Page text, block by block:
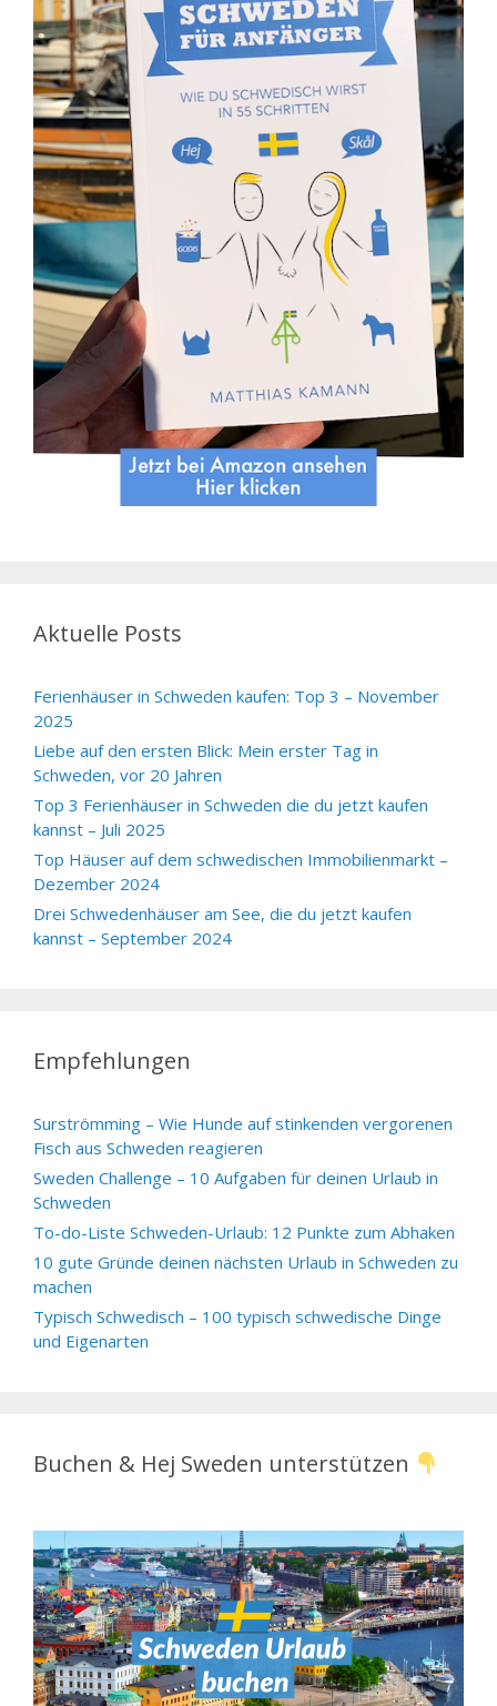
Aktuelle Posts
Ferienhäuser in Schweden kaufen: Top 3 – November
2025
Liebe auf den ersten Blick: Mein erster Tag in
Schweden, vor 20 Jahren
Top 3 Ferienhäuser in Schweden die du jetzt kaufen
kannst – Juli 2025
Top Häuser auf dem schwedischen Immobilienmarkt –
Dezember 2024
Drei Schwedenhäuser am See, die du jetzt kaufen
kannst – September 2024
Empfehlungen
Surströmming – Wie Hunde auf stinkenden vergorenen
Fisch aus Schweden reagieren
Sweden Challenge – 10 Aufgaben für deinen Urlaub in
Schweden
To-do-Liste Schweden-Urlaub: 12 Punkte zum Abhaken
10 gute Gründe deinen nächsten Urlaub in Schweden zu
machen
Typisch Schwedisch – 100 typisch schwedische Dinge
und Eigenarten
Buchen & Hej Sweden unterstützen